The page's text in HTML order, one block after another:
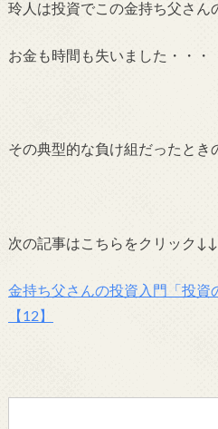
玲人は投資でこの金持ち父さん
お金も時間も失いました・・・
その典型的な負け組だったとき
次の記事はこちらをクリック↓↓
金持ち父さんの投資入門「投資
【12】